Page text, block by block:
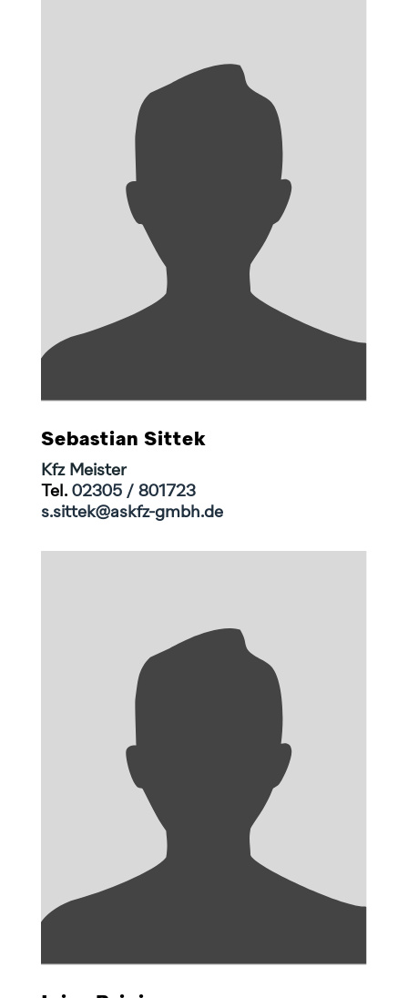
Sebastian Sittek
Kfz Meister
Tel. 02305 / 801723
s.sittek@askfz-gmbh.de